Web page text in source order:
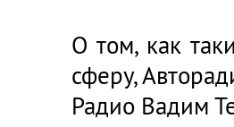
О том, как
сферу,
Радио Вадим